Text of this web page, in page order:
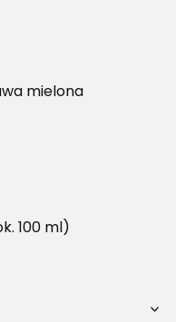
mielona
100 ml)